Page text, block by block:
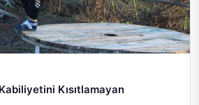
Kısıtlamayan